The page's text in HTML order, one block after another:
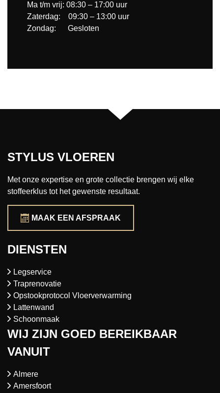
Ma t/m vrij: 08:30 – 17:00 uur
Zaterdag: 09:30 – 13:00 uur
Zondag: Gesloten
STYLUS VLOEREN
Met onze expertise en grote collectie brengen wij elke
stoffeerklus tot het gewenste resultaat.
MAAK EEN AFSPRAAK
DIENSTEN
Legservice
Traprenovatie
Opstookprotocol Vloerverwarming
Lattenwand
Schoonmaak
WIJ ZIJN GOED BEREIKBAAR
VANUIT
Almere
Amersfoort